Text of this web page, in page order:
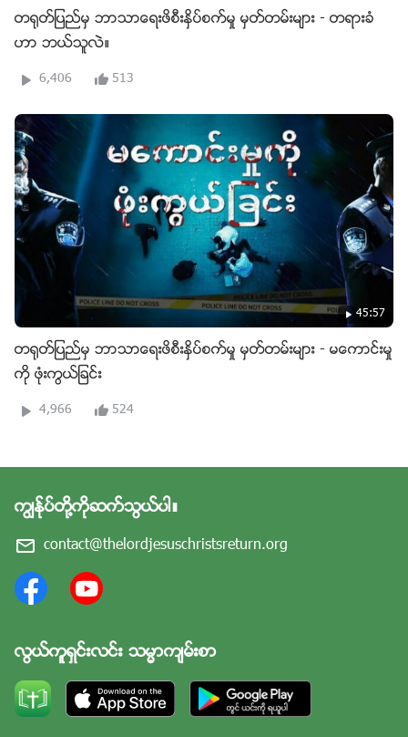
တ႐ုတ္ျပည္မွ ဘာသာေရးဖိစီးႏွိပ္စက္မႈ မွတ္တမ္းမ်ား - တရားခံ
ဟာ ဘယ္သူလဲ။
6,406 513
45:57
တ႐ုတ္ျပည္မွ ဘာသာေရးဖိစီးႏွိပ္စက္မႈ မွတ္တမ္းမ်ား - မေကာင္းမႈ
ကို ဖုံးကြယ္ျခင္း
4,966 524
ကြၽန္ုပ္တို႔ကိုဆက္သြယ္ပါ။
contact@thelordjesuschristsreturn.org
လြယ္ကူရွင္းလင္း သမၼာက်မ္းစာ